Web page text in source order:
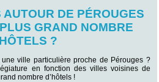
DE PÉROUGES
GRAND NOMBRE
?
ville particulière proche de Pérouges ?
en fonction des villes voisines de
nombre d’hôtels !